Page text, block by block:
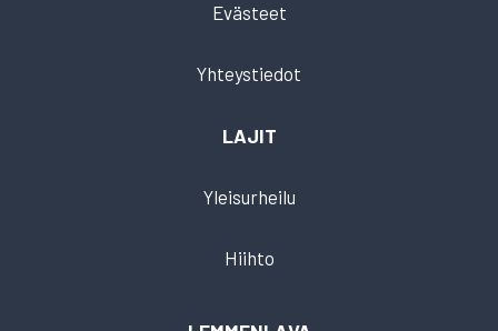
Evästeet
Yhteystiedot
LAJIT
Yleisurheilu
Hiihto